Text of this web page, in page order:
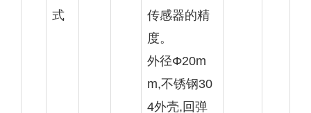
式
传感器的精
度。
外径Φ20m
m,不锈钢30
4外壳,回弹